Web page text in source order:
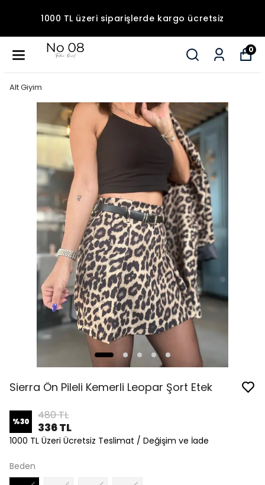
1000 TL üzeri siparişlerde kargo ücretsiz
0
Alt Giyim
Sierra Ön Pileli Kemerli Leopar Şort Etek
%30 480 TL
336 TL
1000 TL Üzeri Ücretsiz Teslimat / Değişim ve İade
Beden